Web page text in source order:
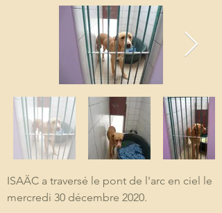
ISAÄC a traversé le pont de l'arc en ciel le
mercredi 30 décembre 2020.